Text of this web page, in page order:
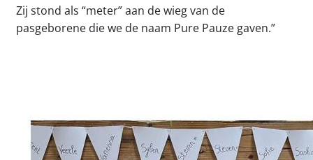
Zij stond als “meter” aan de wieg van de
pasgeborene die we de naam Pure Pauze gaven.”